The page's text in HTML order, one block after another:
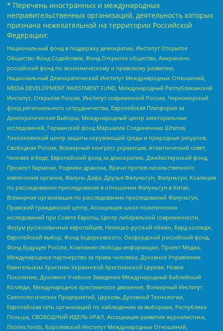
* Перечень иностранных и международных
неправительственных организаций, деятельность которых
признана нежелательной на территории Российской
Федерации:
Национальный фонд в поддержку демократии, Институт Открытое
Общество Фонд Содействия, Фонд Открытое общество, Американо-
российский фонд по экономическому и правовому развитию,
Национальный Демократический Институт Международных Отношений,
MEDIA DEVELOPMENT INVESTMENT FUND, Международный Республиканский
Институт, Открытая Россия, Институт современной России, Черноморский
фонд регионального сотрудничества, Европейская Платформа за
Демократические Выборы, Международный центр электоральных
исследований, Германский фонд Маршалла Соединенных Штатов,
Тихоокеанский центр защиты окружающей среды и природных ресурсов,
Свободная Россия, Всемирный конгресс украинцев, Атлантический совет,
Человек в беде, Европейский фонд за демократию, Джеймстаунский фонд,
Прожект Хармони, Родники дракона, Врачи против насильственного
извлечения органов, Фалунь Дафа, Друзья Фалуньгун, Фалуньгун, Коалиция
по расследованию преследования в отношении Фалуньгун в Китае,
Всемирная организация по расследованию преследований Фалуньгун,
Пражский гражданский центр, Ассоциация школ политических
исследований при Совете Европы, Центр либеральной современности,
Форум русскоязычных европейцев, Немецко-русский обмен, Бард колледж,
Европейский выбор, Фонд Ходорковского, Оксфордский российский фонд,
Фонд Будущее России, Компания свободы информации, Проект Медиа,
Международное партнерство за права человека, Духовное Управление
Евангельских Христиан Украинской Христианской Церкви, Новое
Поколение, Духовное Учебное Заведение Международный Библейский
Колледж, Международное христианское движение, Всемирный Институт
Саентологических Предприятий, Церковь Духовной Технологии,
Европейская сеть организаций по наблюдению за выборами, Республика
Польша, СВОБОДНЫЙ ИДЕЛЬ-УРАЛ, Ассоциация развития журналистики,
IStories fonds, Королевский Институт Международных Отношений,